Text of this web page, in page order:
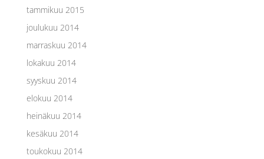
tammikuu 2015
joulukuu 2014
marraskuu 2014
lokakuu 2014
syyskuu 2014
elokuu 2014
heinäkuu 2014
kesäkuu 2014
toukokuu 2014